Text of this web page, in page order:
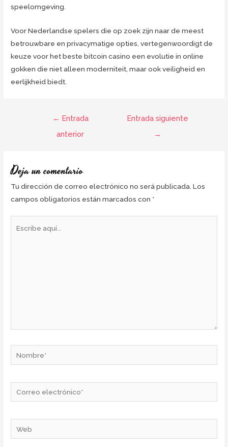
speelomgeving.
Voor Nederlandse spelers die op zoek zijn naar de meest
betrouwbare en privacymatige opties, vertegenwoordigt de
keuze voor het beste bitcoin casino een evolutie in online
gokken die niet alleen moderniteit, maar ook veiligheid en
eerlijkheid biedt.
← Entrada
anterior
Entrada siguiente
→
Deja un comentario
Tu dirección de correo electrónico no será publicada. Los
campos obligatorios están marcados con *